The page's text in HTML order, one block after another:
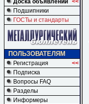
Доска объявлений <<
Подшипники
ГОСТы и стандарты
ПОЛЬЗОВАТЕЛЯМ
Регистрация
<<
Подписка
Вопросы FAQ
Разделы
Информеры